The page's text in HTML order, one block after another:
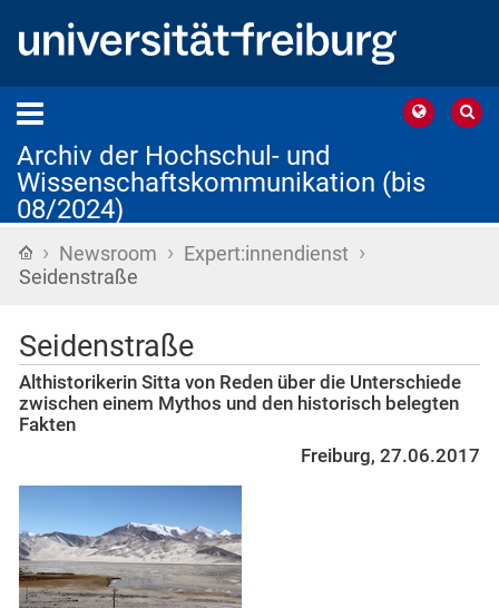
Archiv der Hochschul- und
Wissenschaftskommunikation (bis
08/2024)
Startseite
› Newsroom › Expert:innendienst ›
Seidenstraße
Seidenstraße
Althistorikerin Sitta von Reden über die Unterschiede
zwischen einem Mythos und den historisch belegten
Fakten
Freiburg, 27.06.2017